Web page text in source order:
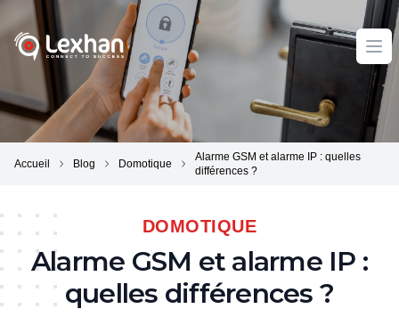
Lexhan
Accueil Blog Domotique
Alarme GSM et alarme IP : quelles
différences ?
DOMOTIQUE
Alarme GSM et alarme IP :
quelles différences ?